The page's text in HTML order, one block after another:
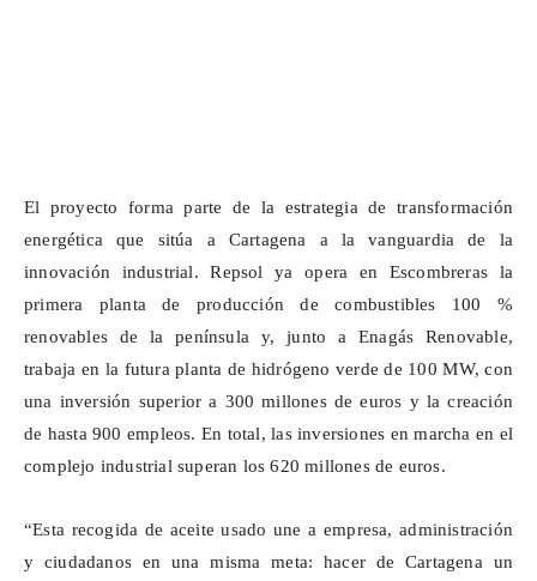
El proyecto forma parte de la estrategia de transformación
energética que sitúa a Cartagena a la vanguardia de la
innovación industrial. Repsol ya opera en Escombreras la
primera planta de producción de combustibles 100 %
renovables de la península y, junto a Enagás Renovable,
trabaja en la futura planta de hidrógeno verde de 100 MW, con
una inversión superior a 300 millones de euros y la creación
de hasta 900 empleos. En total, las inversiones en marcha en el
complejo industrial superan los 620 millones de euros.
“Esta recogida de aceite usado une a empresa, administración
y ciudadanos en una misma meta: hacer de Cartagena un